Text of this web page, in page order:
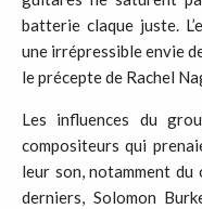
batterie claque juste.
une irrépressible envie
le précepte de Rachel
Les influences du
compositeurs qui
leur son, notamment
derniers, Solomon